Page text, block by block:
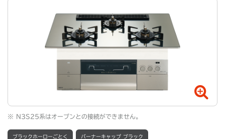
※ N3S25系はオーブンとの接続ができません。
ブラックホーローごとく バーナーキャップ ブラック